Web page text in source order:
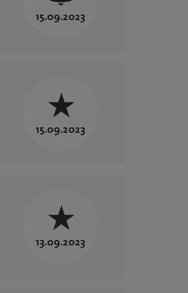
15.09.2023
15.09.2023
13.09.2023